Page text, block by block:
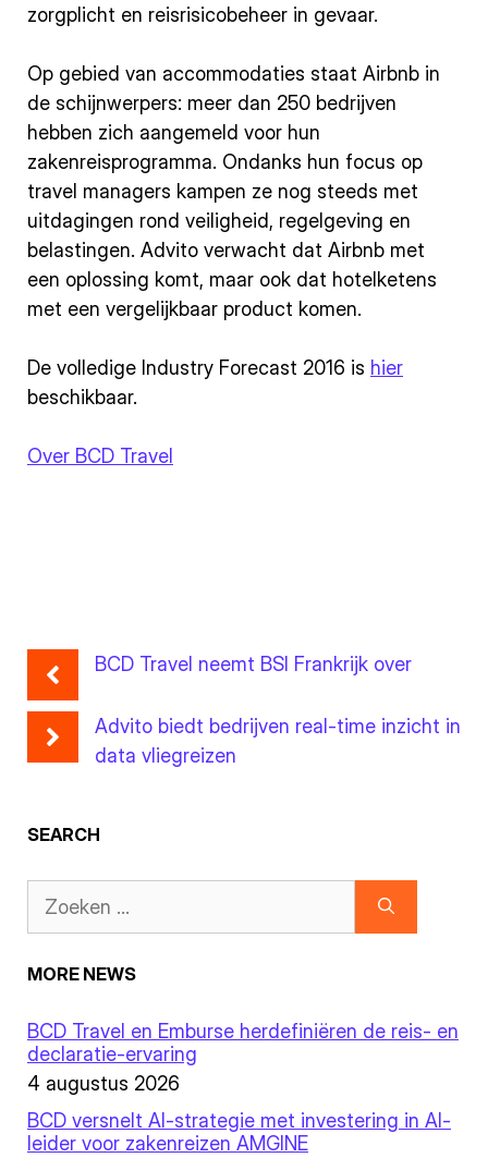
zorgplicht en reisrisicobeheer in gevaar.
Op gebied van accommodaties staat Airbnb in
de schijnwerpers: meer dan 250 bedrijven
hebben zich aangemeld voor hun
zakenreisprogramma. Ondanks hun focus op
travel managers kampen ze nog steeds met
uitdagingen rond veiligheid, regelgeving en
belastingen. Advito verwacht dat Airbnb met
een oplossing komt, maar ook dat hotelketens
met een vergelijkbaar product komen.
De volledige Industry Forecast 2016 is hier
beschikbaar.
Over BCD Travel
BCD Travel neemt BSI Frankrijk over
Advito biedt bedrijven real-time inzicht in
data vliegreizen
SEARCH
MORE NEWS
BCD Travel en Emburse herdefiniëren de reis- en
declaratie-ervaring
4 augustus 2026
BCD versnelt AI-strategie met investering in AI-
leider voor zakenreizen AMGINE